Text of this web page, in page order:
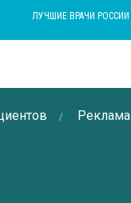
ЛУЧШИЕ ВРАЧИ РОССИИ
Реклама